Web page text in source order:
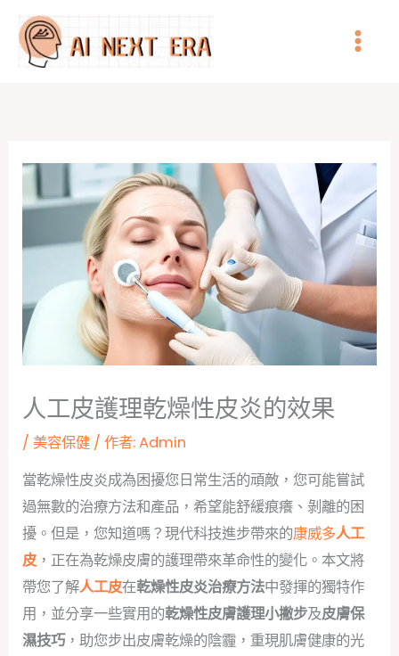
人工皮護理乾燥性皮炎的效果
/ 美容保健 / 作者:Admin
當乾燥性皮炎成為困擾您日常生活的頑敵，您可能嘗試
過無數的治療方法和產品，希望能舒緩痕癢、剝離的困
擾。但是，您知道嗎？現代科技進步帶來的康威多人工
皮，正在為乾燥皮膚的護理帶來革命性的變化。本文將
帶您了解人工皮在乾燥性皮炎治療方法中發揮的獨特作
用，並分享一些實用的乾燥性皮膚護理小撇步及皮膚保
濕技巧，助您步出皮膚乾燥的陰霾，重現肌膚健康的光